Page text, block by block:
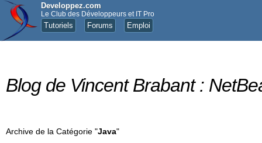
Developpez.com
Le Club des Développeurs et IT Pro
Tutoriels Forums Emploi
Blog de Vincent Brabant :
Archive de la Catégorie "Java"